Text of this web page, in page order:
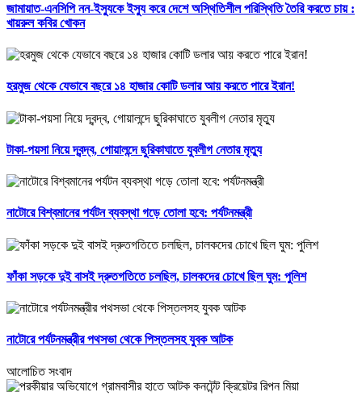
জামায়াত-এনসিপি নন-ইস্যুকে ইস্যু করে দেশে অস্থিতিশীল পরিস্থিতি তৈরি করতে চায় :
খায়রুল কবির খোকন
হরমুজ থেকে যেভাবে বছরে ১৪ হাজার কোটি ডলার আয় করতে পারে ইরান!
টাকা-পয়সা নিয়ে দ্বন্দ্ব, গোয়ালন্দে ছুরিকাঘাতে যুবলীগ নেতার মৃত্যু
নাটোরে বিশ্বমানের পর্যটন ব্যবস্থা গড়ে তোলা হবে: পর্যটনমন্ত্রী
ফাঁকা সড়কে দুই বাসই দ্রুতগতিতে চলছিল, চালকদের চোখে ছিল ঘুম: পুলিশ
নাটোরে পর্যটনমন্ত্রীর পথসভা থেকে পিস্তলসহ যুবক আটক
আলোচিত সংবাদ